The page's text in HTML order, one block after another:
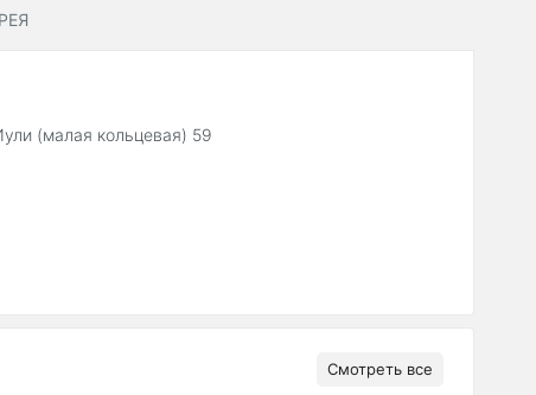
(малая кольцевая) 59
Смотреть все